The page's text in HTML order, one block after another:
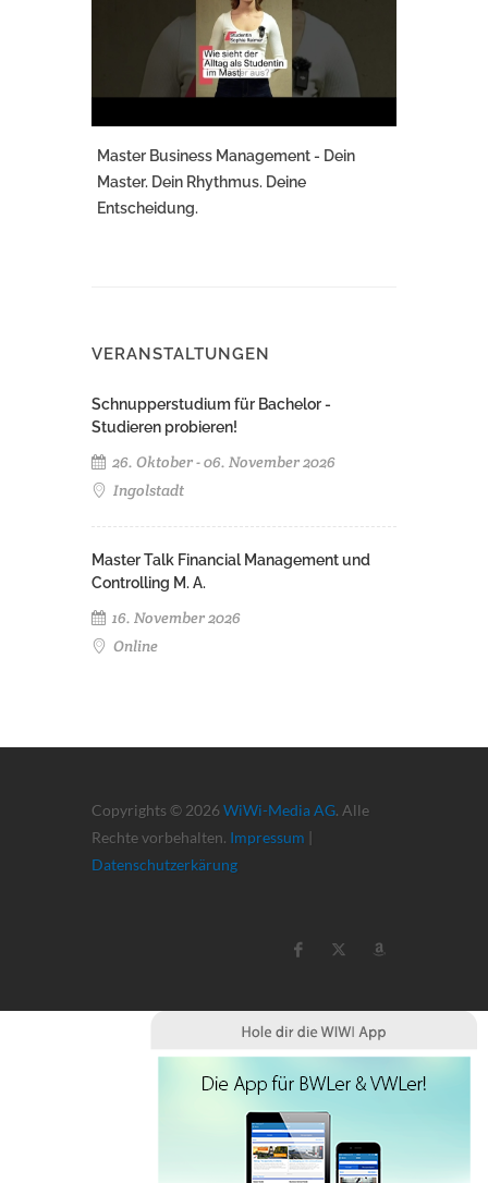
Master Business Management - Dein
Master. Dein Rhythmus. Deine
Entscheidung.
VERANSTALTUNGEN
Schnupperstudium für Bachelor -
Studieren probieren!
26. Oktober - 06. November 2026
Ingolstadt
Master Talk Financial Management und
Controlling M. A.
16. November 2026
Online
Copyrights © 2026 WiWi-Media AG. Alle
Rechte vorbehalten. Impressum |
Datenschutzerkärung